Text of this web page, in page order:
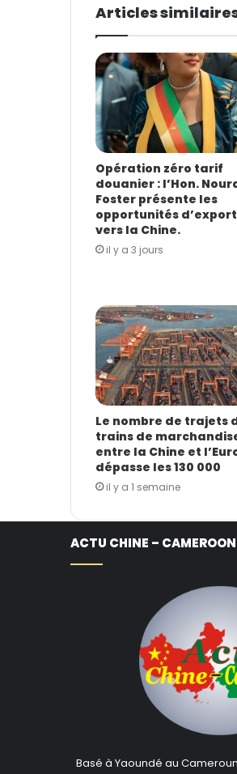
r
e
d
r
e
s
s
e
E
m
a
i
l
Articles
Opération zéro tarif
douanier : l’Hon.
Foster présente les
opportunités
vers la Chine.
il y a 3 jours
Le nombre de trajets
trains de
entre la Chine et
dépasse les 130 000
il y a 1 semaine
ACTU CHINE – CAMEROON
Basé à Yaoundé au